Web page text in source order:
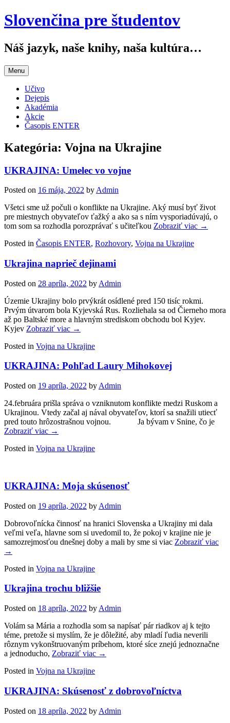
Slovenčina pre študentov
Náš jazyk, naše knihy, naša kultúra…
Menu
Učivo
Dejepis
Akadémia
Akcie
Časopis ENTER
Kategória: Vojna na Ukrajine
UKRAJINA: Umelec vo vojne
Posted on 16 mája, 2022 by Admin
Všetci sme už počuli o konflikte na Ukrajine. Aký musí byť život
pre miestnych obyvateľov ťažký a ako sa s ním vysporiadúvajú, o
tom som sa rozhodla porozprávať s učiteľkou Zobraziť viac →
Posted in Časopis ENTER, Rozhovory, Vojna na Ukrajine
Ukrajina naprieč dejinami
Posted on 28 apríla, 2022 by Admin
Územie Ukrajiny bolo prvýkrát osídlené pred 150 tisíc rokmi.
Prvým útvarom bola Kyjevská Rus. Rozliehala sa od Čierneho mora
až po Baltské more a hlavným strediskom obchodu bol Kyjev.
Kyjev Zobraziť viac →
Posted in Vojna na Ukrajine
UKRAJINA: Pohľad Laury Mihokovej
Posted on 19 apríla, 2022 by Admin
24.februára prišla správa o vzniknutom konflikte medzi Ruskom a
Ukrajinou. Vtedy začal aj nával obyvateľov, ktorí sa snažili utiecť
pred touto hrôzostrašnou vojnou. Ja bývam v Snine, čo je
Zobraziť viac →
Posted in Vojna na Ukrajine
UKRAJINA: Moja skúsenosť
Posted on 19 apríla, 2022 by Admin
Dobrovoľnícka činnosť na hranici Slovenska a Ukrajiny mi dala
veľmi veľa, hlavne som si uvedomil to, že pokoj v krajine nie je
samozrejmosťou dnešnej doby a mali by sme si viac Zobraziť viac
→
Posted in Vojna na Ukrajine
Ukrajina trochu bližšie
Posted on 18 apríla, 2022 by Admin
Volám sa Mária a rozhodla som sa napísať pár riadkov aj k tejto
téme, pretože si myslím, že je dôležité, aby mladí ľudia neverili
rôznym vykonštruovaným príbehom, ktoré síce znejú jednoznačne
a jednoducho, Zobraziť viac →
Posted in Vojna na Ukrajine
UKRAJINA: Skúsenosť z dobrovoľníctva
Posted on 18 apríla, 2022 by Admin